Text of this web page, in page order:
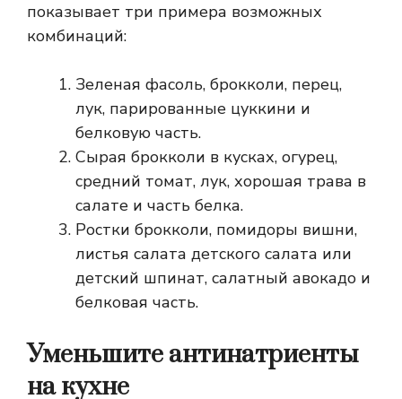
показывает три примера возможных
комбинаций:
Зеленая фасоль, брокколи, перец,
лук, парированные цуккини и
белковую часть.
Сырая брокколи в кусках, огурец,
средний томат, лук, хорошая трава в
салате и часть белка.
Ростки брокколи, помидоры вишни,
листья салата детского салата или
детский шпинат, салатный авокадо и
белковая часть.
Уменьшите антинатриенты
на кухне